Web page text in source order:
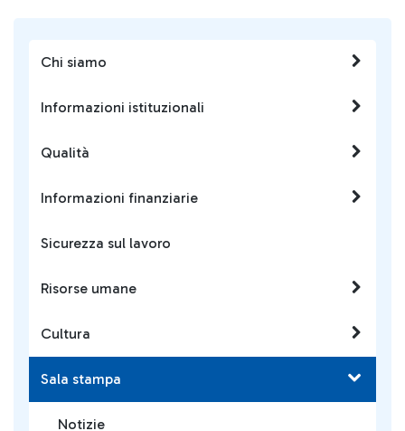
Chi siamo
Informazioni istituzionali
Qualità
Informazioni finanziarie
Sicurezza sul lavoro
Risorse umane
Cultura
Sala stampa
Notizie